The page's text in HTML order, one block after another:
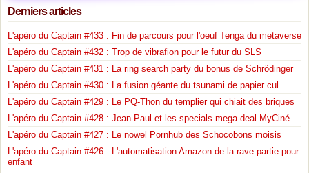
Derniers articles
L'apéro du Captain #433 : Fin de parcours pour l'oeuf Tenga du metaverse
L'apéro du Captain #432 : Trop de vibrafion pour le futur du SLS
L'apéro du Captain #431 : La ring search party du bonus de Schrödinger
L'apéro du Captain #430 : La fusion géante du tsunami de papier cul
L'apéro du Captain #429 : Le PQ-Thon du templier qui chiait des briques
L'apéro du Captain #428 : Jean-Paul et les specials mega-deal MyCiné
L'apéro du Captain #427 : Le nowel Pornhub des Schocobons moisis
L'apéro du Captain #426 : L'automatisation Amazon de la rave partie pour
enfant